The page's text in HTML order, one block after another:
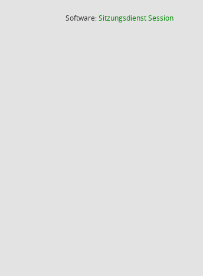
Software:SitzungsdienstSession(Wird in